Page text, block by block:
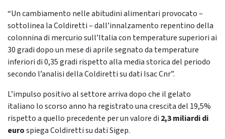
“Un cambiamento nelle abitudini alimentari provocato –
sottolinea la Coldiretti – dall’innalzamento repentino della
colonnina di mercurio sull’Italia con temperature superiori ai
30 gradi dopo un mese di aprile segnato da temperature
inferiori di 0,35 gradi rispetto alla media storica del periodo
secondo l’analisi della Coldiretti su dati Isac Cnr”.
L’impulso positivo al settore arriva dopo che il gelato
italiano lo scorso anno ha registrato una crescita del 19,5%
rispetto a quello precedente per un valore di 2,3 miliardi di
eurospiega Coldiretti su dati Sigep.